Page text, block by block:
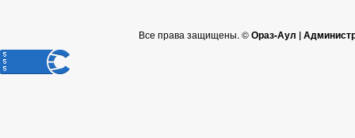
Все права защищены. ©Ораз-Аул |